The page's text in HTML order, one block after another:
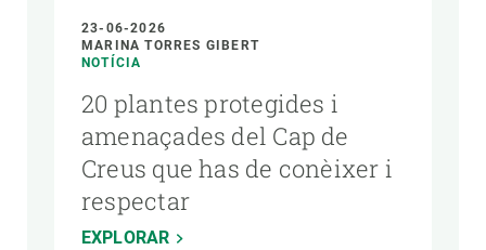
23-06-2026
MARINA TORRES GIBERT
NOTÍCIA
20 plantes protegides i
amenaçades del Cap de
Creus que has de conèixer i
respectar
EXPLORAR